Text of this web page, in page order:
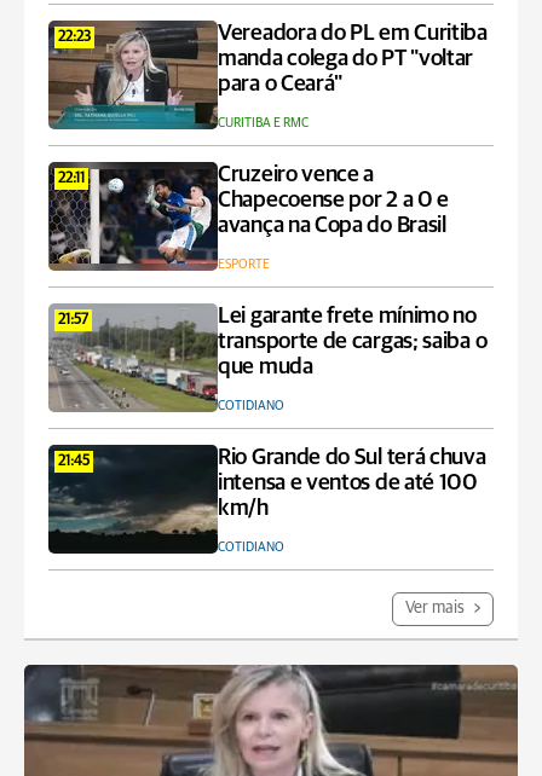
22:23
Vereadora do PL em Curitiba
manda colega do PT "voltar
para o Ceará"
CURITIBA E RMC
22:11
Cruzeiro vence a
Chapecoense por 2 a 0 e
avança na Copa do Brasil
ESPORTE
21:57
Lei garante frete mínimo no
transporte de cargas; saiba o
que muda
COTIDIANO
21:45
Rio Grande do Sul terá chuva
intensa e ventos de até 100
km/h
COTIDIANO
Ver mais